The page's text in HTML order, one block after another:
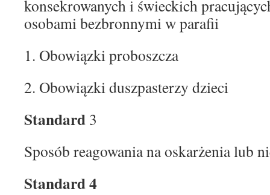
konsekrowanych i świeckich
osobami bezbronnymi w parafii
1. Obowiązki proboszcza
2. Obowiązki duszpasterzy dzieci
Standard 3
Sposób reagowania na oskarżenia lub
Standard 4